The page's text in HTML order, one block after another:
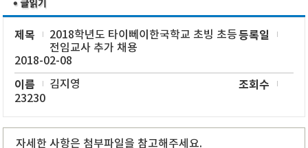
제목
2018학년도 타이뻬이한국학교 초빙 초등
전임교사 추가 채용
등록일
2018-02-08
이름 김지영 조회수
23230
자세한 사항은 첨부파일을 참고해주세요.